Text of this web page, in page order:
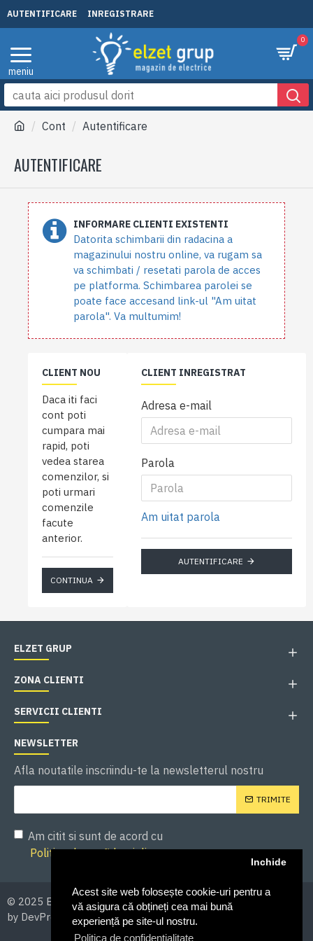
Acest site web folosește cookie-uri pentru a
vă asigura că obțineți cea mai bună
experiență pe site-ul nostru.
Politica de confidențialitate
Inchide
AUTENTIFICARE INREGISTRARE
0
Cont Autentificare
AUTENTIFICARE
INFORMARE CLIENTI EXISTENTI
Datorita schimbarii din radacina a
magazinului nostru online, va rugam sa
va schimbati / resetati parola de acces
pe platforma. Schimbarea parolei se
poate face accesand link-ul "Am uitat
parola". Va multumim!
CLIENT NOU
Daca iti faci
cont poti
cumpara mai
rapid, poti
vedea starea
comenzilor, si
poti urmari
comenzile
facute
anterior.
CONTINUA
CLIENT INREGISTRAT
Adresa e-mail
Parola
Am uitat parola
AUTENTIFICARE
ELZET GRUP
ZONA CLIENTI
SERVICII CLIENTI
NEWSLETTER
Afla noutatile inscriindu-te la newsletterul nostru
TRIMITE
Am citit si sunt de acord cu
Politica de confidentialitate
© 2025 ELZET GRUP. Toate drepturile asupra continutului -
by DevPro.ro